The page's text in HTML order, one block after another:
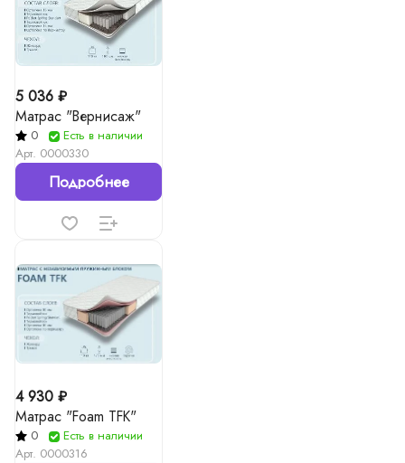
5 036 ₽
Матрас "Вернисаж"
0
Есть в наличии
Арт. 0000330
Подробнее
4 930 ₽
Матрас "Foam TFK"
0
Есть в наличии
Арт. 0000316